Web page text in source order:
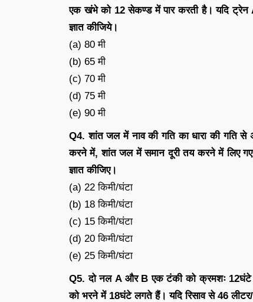
एक खंभे को 12 सेकण्ड में पार करती है। यदि
ज्ञात कीजिये।
(a) 80 मी
(b) 65 मी
(c) 70 मी
(d) 75 मी
(e) 90 मी
Q4. शांत जल में नाव की गति का धारा की गति से
करने में, शांत जल में समान दूरी तय करने में लिए
ज्ञात कीजिए।
(a) 22 किमी/घंटा
(b) 18 किमी/घंटा
(c) 15 किमी/घंटा
(d) 20 किमी/घंटा
(e) 25 किमी/घंटा
Q5. दो नल A और B एक टंकी को क्रमशः
को भरने में 18घंटे लगते हैं। यदि रिसाव से 46 लीटर/